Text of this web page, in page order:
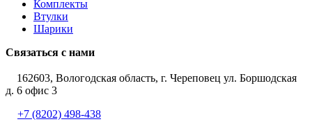
Комплекты
Втулки
Шарики
Связаться с нами
162603, Вологодская область, г. Череповец ул. Боршодская
д. 6 офис 3
+7 (8202) 498-438